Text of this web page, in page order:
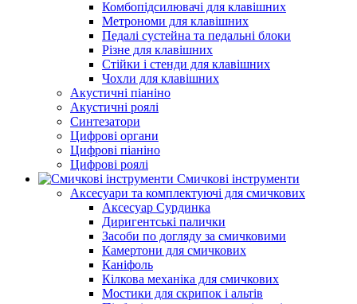
Комбопідсилювачі для клавішних
Метрономи для клавішних
Педалі сустейна та педальні блоки
Різне для клавішних
Стійки і стенди для клавішних
Чохли для клавішних
Акустичні піаніно
Акустичні роялі
Синтезатори
Цифрові органи
Цифрові піаніно
Цифрові роялі
Смичкові інструменти
Аксесуари та комплектуючі для смичкових
Аксесуар Сурдинка
Диригентські палички
Засоби по догляду за смичковими
Камертони для смичкових
Каніфоль
Кілкова механіка для смичкових
Мостики для скрипок і альтів